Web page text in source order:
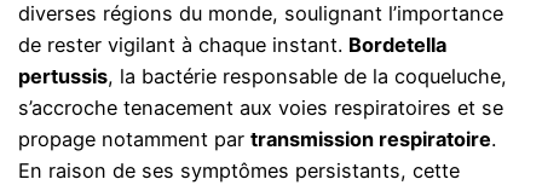
diverses régions du monde, soulignant l’importance
de rester vigilant à chaque instant. Bordetella
pertussis, la bactérie responsable de la coqueluche,
s’accroche tenacement aux voies respiratoires et se
propage notamment partransmission respiratoire.
En raison de ses symptômes persistants, cette